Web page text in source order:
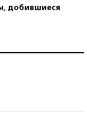
добившиеся